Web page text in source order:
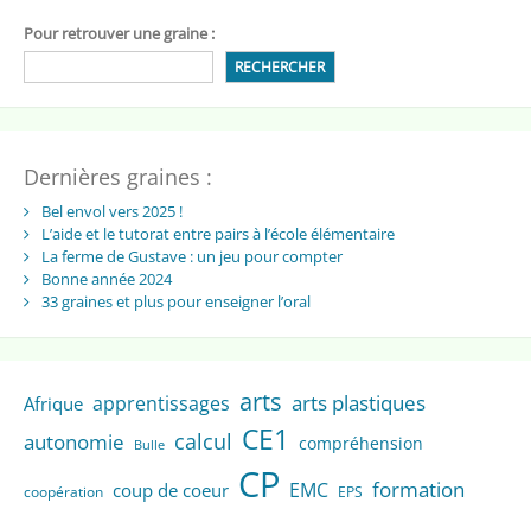
Pour retrouver une graine :
RECHERCHER
Dernières graines :
Bel envol vers 2025 !
L’aide et le tutorat entre pairs à l’école élémentaire
La ferme de Gustave : un jeu pour compter
Bonne année 2024
33 graines et plus pour enseigner l’oral
Afrique apprentissages arts arts plastiques
autonomie
Bulle calcul CE1 compréhension
coopération coup de coeur CP EMC EPS formation